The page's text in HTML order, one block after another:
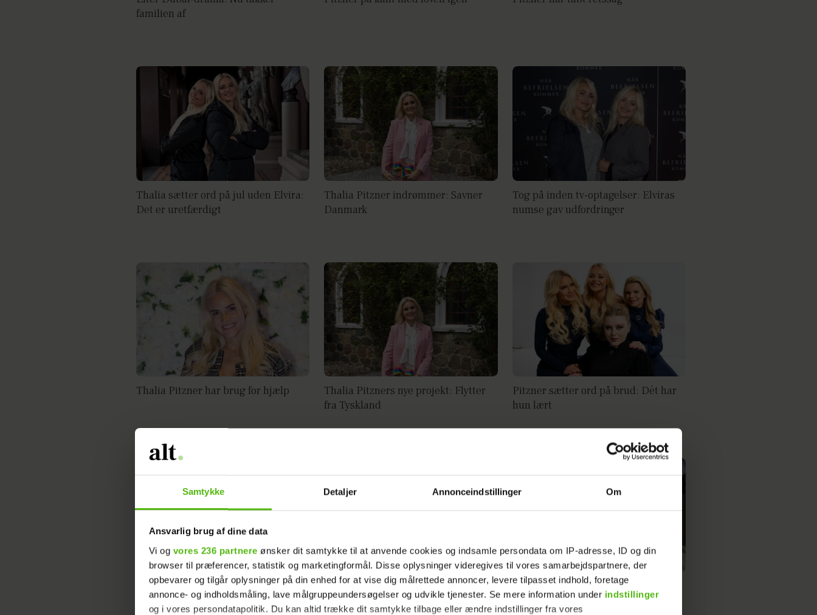
Samtykke Detaljer Annonceindstillinger Om
Ansvarlig brug af dine data
Vi og vores 236 partnere ønsker dit samtykke til at anvende cookies og indsamle persondata om IP-adresse, ID og din
browser til præferencer, statistik og marketingformål. Disse oplysninger videregives til vores samarbejdspartnere, der
opbevarer og tilgår oplysninger på din enhed for at vise dig målrettede annoncer, levere tilpasset indhold, foretage
annonce- og indholdsmåling, lave målgruppeundersøgelser og udvikle tjenester. Se mere information under indstillinger
og i vores persondatapolitik. Du kan altid trække dit samtykke tilbage eller ændre indstillinger fra vores
familien af
Thalia sætter ord på jul uden Elvira:
Det er uretfærdigt
Thalia Pitzner indrømmer: Savner
Danmark
Tog på inden tv-optagelser: Elviras
numse gav udfordringer
Thalia Pitzner har brug for hjælp
Thalia Pitzners nye projekt: Flytter
fra Tyskland
Pitzner sætter ord på brud: Dét har
hun lært
Pitzner afslører job hos McDonald's
WHAT: 'Bagedyst'-stjerne afslører:
Datede Pitzner
Pitzner-søstre i chok: Det er for
sindssygt